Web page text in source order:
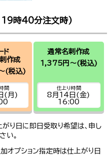
時40分注文時)
ド
作成
(税込)
間
(月)
通常名刺作成
1,375円～(税込)
仕上り時間
8月14日(金)
16:00
がり日に即日受取り希望は、申し
い。
オプション指定時は仕上がり日